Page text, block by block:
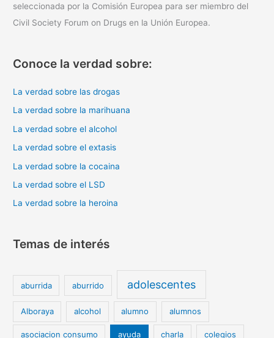
seleccionada por la Comisión Europea para ser miembro del
Civil Society Forum on Drugs en la Unión Europea.
Conoce la verdad sobre:
La verdad sobre las drogas
La verdad sobre la marihuana
La verdad sobre el alcohol
La verdad sobre el extasis
La verdad sobre la cocaina
La verdad sobre el LSD
La verdad sobre la heroina
Temas de interés
aburrida aburrido adolescentes
Alboraya alcohol alumno alumnos
asociacion consumo ayuda charla colegios